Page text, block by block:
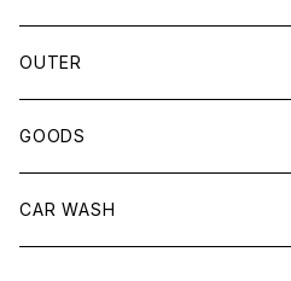
OUTER
GOODS
CAR WASH